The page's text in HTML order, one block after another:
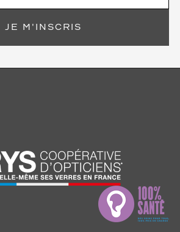
JE M'INSCRIS